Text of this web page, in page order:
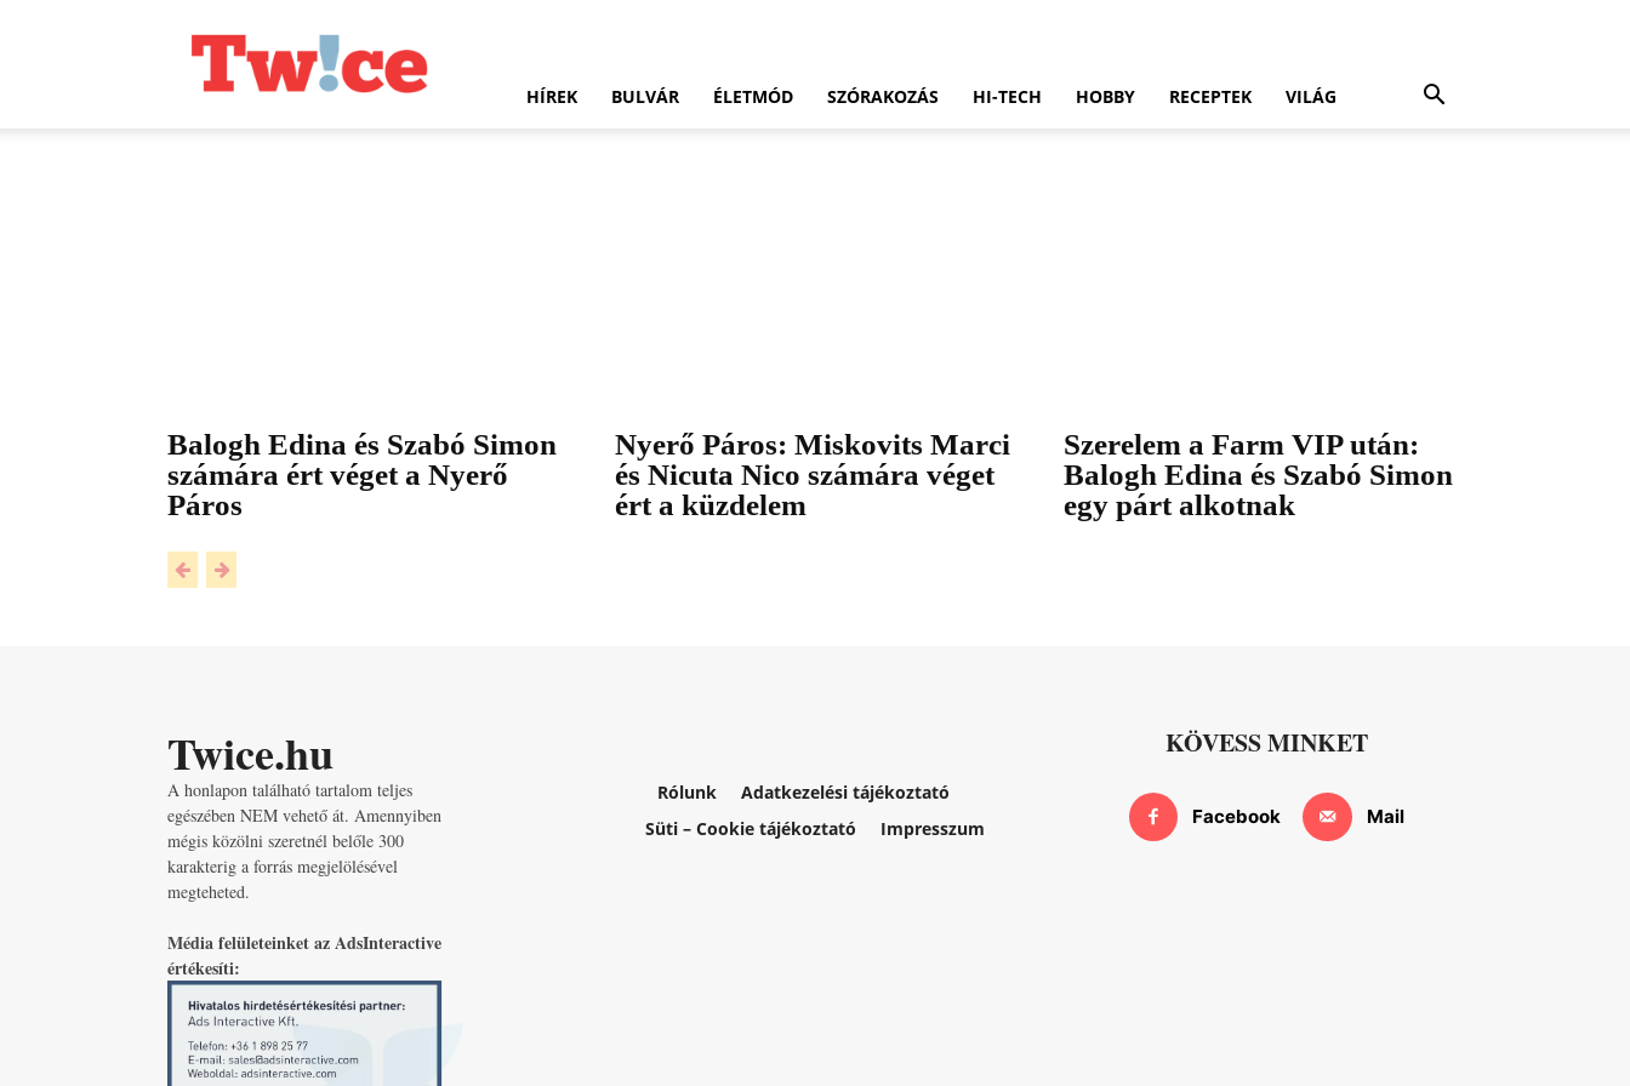
HÍREK BULVÁR ÉLETMÓD SZÓRAKOZÁS HI-TECH HOBBY RECEPTEK VILÁG
Balogh Edina és Szabó Simon
számára ért véget a Nyerő
Páros
Nyerő Páros: Miskovits Marci
és Nicuta Nico számára véget
ért a küzdelem
Szerelem a Farm VIP után:
Balogh Edina és Szabó Simon
egy párt alkotnak
Twice.hu
A honlapon található tartalom teljes
egészében NEM vehető át. Amennyiben
mégis közölni szeretnél belőle 300
karakterig a forrás megjelölésével
megteheted.
Média felületeinket az AdsInteractive
értékesíti:
Rólunk
Adatkezelési tájékoztató
Süti – Cookie tájékoztató
Impresszum
KÖVESS MINKET
Facebook Mail